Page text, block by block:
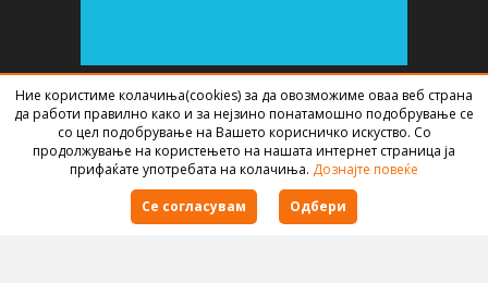
СОФТВЕР ЗА АГЕНЦИИ ЗА НЕДВИЖНИНИ ИЗРАБОТЕН ОД
BEST NET
STUDIO2026
Правила за користење
Ние користиме колачиња(cookies) за да овозможиме оваа веб страна
да работи правилно како и за нејзино понатамошно подобрување се
со цел подобрување на Вашето корисничко искуство. Со
продолжување на користењето на нашата интернет страница ја
прифаќате употребата на колачиња. Дознајте повеќе
Се согласувам
Одбери